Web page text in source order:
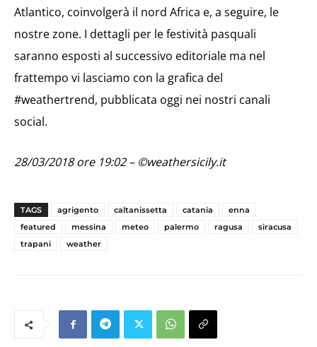
Atlantico, coinvolgerà il nord Africa e, a seguire, le
nostre zone. I dettagli per le festività pasquali
saranno esposti al successivo editoriale ma nel
frattempo vi lasciamo con la grafica del
#weathertrend, pubblicata oggi nei nostri canali
social.
28/03/2018 ore 19:02 – ©weathersicily.it
TAGS agrigento caltanissetta catania
enna
featured
messina meteo palermo ragusa
siracusa
trapani
weather